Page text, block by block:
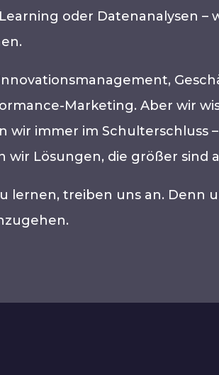
oder Datenanalysen
Marketing. Aber wir
wir immer im Schulterschluss
Lösungen, die größer sind
lernen, treiben uns an. Denn